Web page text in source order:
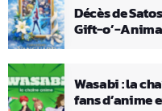
Décès de
Gift-o’-
Wasabi : la
fans d’anime